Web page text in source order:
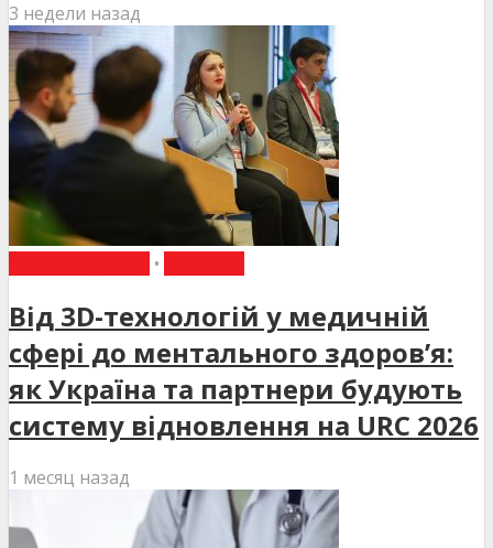
3 недели назад
•
Від 3D-технологій у медичній
сфері до ментального здоров’я:
як Україна та партнери будують
систему відновлення на URC 2026
1 месяц назад